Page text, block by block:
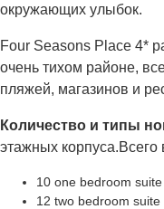
окружающих улыбок.
Four Seasons Place 4*
очень тихом районе,
пляжей, магазинов и
Количество и типы
этажных корпуса.Всего
10 one bedroom
12 two bedroom